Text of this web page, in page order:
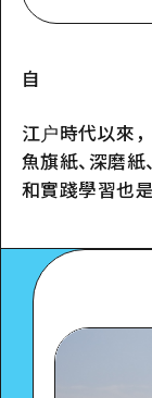
自
江户時代以來
魚旗紙、深磨
和實踐學習也是